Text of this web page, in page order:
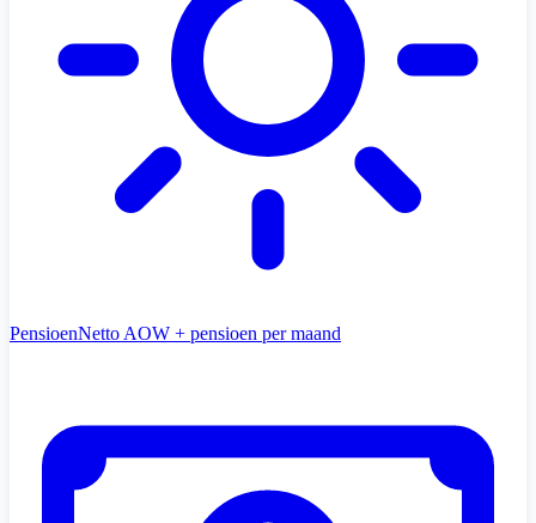
PensioenNetto AOW + pensioen per maand